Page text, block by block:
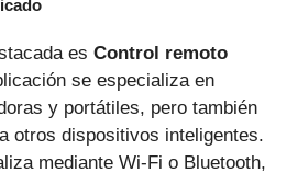
es Control remoto
se especializa en
y portátiles, pero también
otros dispositivos inteligentes.
mediante Wi-Fi o Bluetooth,